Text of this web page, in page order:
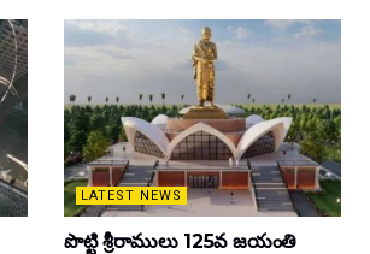
LATEST NEWS
పొట్టి శ్రీరాములు 125వ జయంతి